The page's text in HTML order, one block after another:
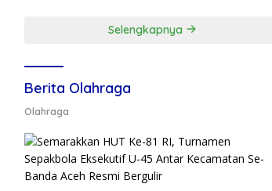
Selengkapnya
Berita Olahraga
Olahraga